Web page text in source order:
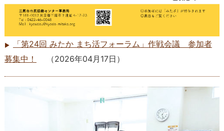
「第24回 みたか まち活フォーラム」作戦会議 参加者
募集中！
（2026年04月17日 ）